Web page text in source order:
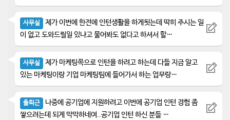
사무실
제가 이번에 한전에 인턴생활을 하게됫는데 딱히 주시는 일
이 없고 도와드릴일 있냐고 물어봐도 없다고 하셔서 할…
사무실
제가 마케팅쪽으로 인턴을 하려고 하는데 다들 지금 알고
있는 마케팅이랑 기업 마케팅팀에 들어가서 하는 업무랑…
출퇴근
나중에 공기업에 지원하려고 이번에 공기업 인턴 경험 좀
쌓으려는데 되게 막막하네여..공기업 인턴 하신 분들 …